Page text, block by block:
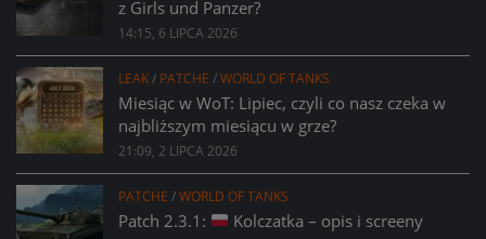
z Girls und Panzer?
14:15, 6 LIPCA 2026
LEAK/ PATCHE /WORLD OF TANKS
Miesiąc w WoT: Lipiec, czyli co nasz czeka w
najbliższym miesiącu w grze?
21:09, 2 LIPCA 2026
PATCHE /WORLD OF TANKS
Patch 2.3.1: Kolczatka – opis i screeny